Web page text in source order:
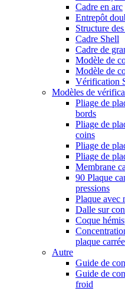
Cadre en arc
Entrepôt
Structure
Cadre Shell
Cadre de
Modèle de
Modèle de
Vérification
Modèles de
Pliage de
bords
Pliage de
coins
Pliage de
Pliage de
Membrane
90 Plaque
pressions
Plaque avec
Dalle sur
Coque
plaque carrée
Autre
Guide de
Guide de
froid